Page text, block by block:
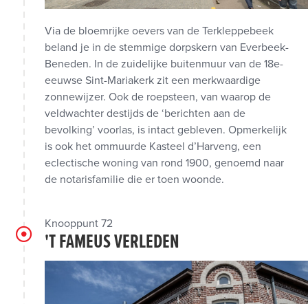
Via de bloemrijke oevers van de Terkleppebeek
beland je in de stemmige dorpskern van Everbeek-
Beneden. In de zuidelijke buitenmuur van de 18e-
eeuwse Sint-Mariakerk zit een merkwaardige
zonnewijzer. Ook de roepsteen, van waarop de
veldwachter destijds de ‘berichten aan de
bevolking’ voorlas, is intact gebleven. Opmerkelijk
is ook het ommuurde Kasteel d’Harveng, een
eclectische woning van rond 1900, genoemd naar
de notarisfamilie die er toen woonde.
Knooppunt 72
'T FAMEUS VERLEDEN